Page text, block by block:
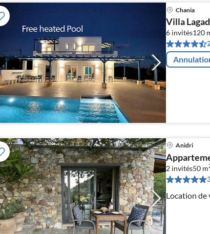
Chania
Villa
6 invités120
Anidri
2 invités50 m
Location de